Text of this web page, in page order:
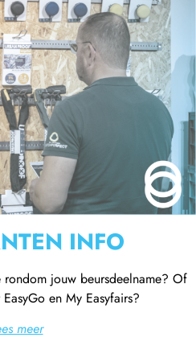
INFO
jouw beursdeelname? Of
en My Easyfairs?
meer